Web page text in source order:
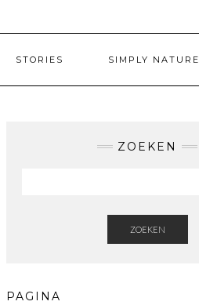
STORIES SIMPLY NATURE
ZOEKEN
ZOEKEN
PAGINA